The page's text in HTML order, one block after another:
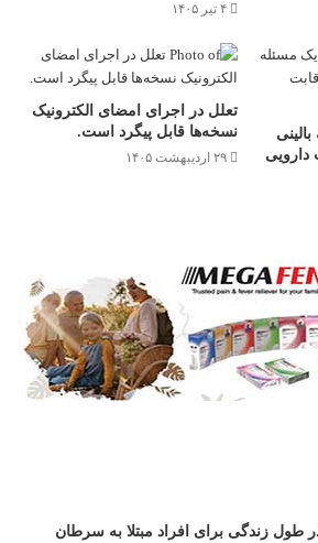
۴ تیر ۱۴۰۵
تعلل در اجرای امضای الکترونیک
نسخه‌ها قابل پیگرد است.
۲۹ اردیبهشت ۱۴۰۵
زندگی برای افراد مبتلا به سرطان